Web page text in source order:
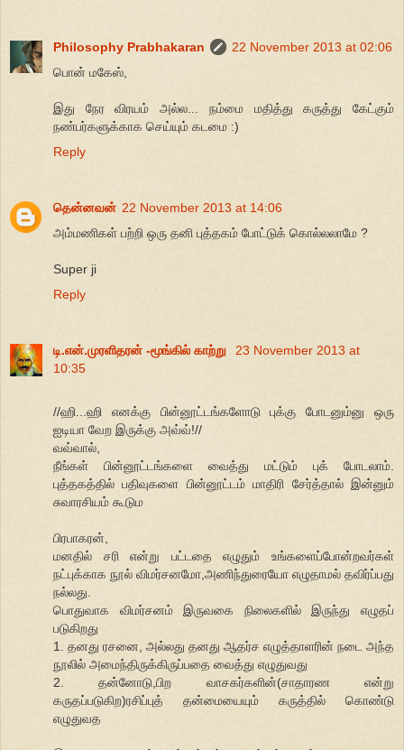
Philosophy Prabhakaran
22 November 2013 at 02:06
பொன் மகேஸ்,
இது நேர விரயம் அல்ல... நம்மை மதித்து கருத்து கேட்கும்
நண்பர்களுக்காக செய்யும் கடமை :)
Reply
தென்னவன் 22 November 2013 at 14:06
அம்மணிகள் பற்றி ஒரு தனி புத்தகம் போட்டுக் கொல்லலாமே ?
Super ji
Reply
டி.என்.முரளிதரன் -மூங்கில் காற்று
23 November 2013 at
10:35
//ஹி...ஹி எனக்கு பின்னூட்டங்களோடு புக்கு போடனும்னு ஒரு
ஐடியா வேற இருக்கு அவ்வ்!//
வவ்வால்,
நீங்கள் பின்னூட்டங்களை வைத்து மட்டும் புக் போடலாம்.
புத்தகத்தில் பதிவுகளை பின்னூட்டம் மாதிரி சேர்த்தால் இன்னும்
சுவாரசியம் கூடும
பிரபாகரன்,
மனதில் சரி என்று பட்டதை எழுதும் உங்களைப்போன்றவர்கள்
நட்புக்காக நூல் விமர்சனமோ,அணிந்துரையோ எழுதாமல் தவிர்ப்பது
நல்லது.
பொதுவாக விமர்சனம் இருவகை நிலைகளில் இருந்து எழுதப்
படுகிறது
1. தனது ரசனை, அல்லது தனது ஆதர்ச எழுத்தாளரின் நடை அந்த
நூலில் அமைந்திருக்கிருப்பதை வைத்து எழுதுவது
2. தன்னோடு,பிற வாசகர்களின்(சாதாரண என்று
கருதப்படுகிற)ரசிப்புத் தன்மையையும் கருத்தில் கொண்டு
எழுதுவத